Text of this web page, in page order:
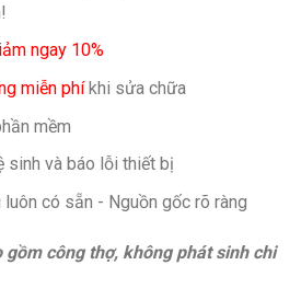
ngay 10%
miễn phíkhi sửa chữa
mềm
sinh và báo lỗi thiết bị
luôn có sẵn - Nguồn gốc rõ ràng
công thợ, không phát sinh chi